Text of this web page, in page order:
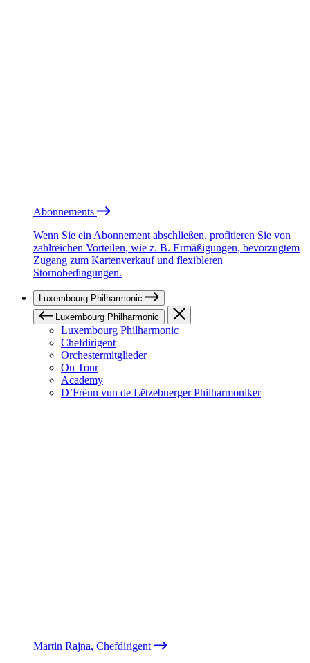
Abonnements
Wenn Sie ein Abonnement abschließen, profitieren Sie von
zahlreichen Vorteilen, wie z. B. Ermäßigungen, bevorzugtem
Zugang zum Kartenverkauf und flexibleren
Stornobedingungen.
Luxembourg Philharmonic
Luxembourg Philharmonic
Luxembourg Philharmonic
Chefdirigent
Orchestermitglieder
On Tour
Academy
D’Frënn vun de Lëtzebuerger Philharmoniker
Martin Rajna, Chefdirigent